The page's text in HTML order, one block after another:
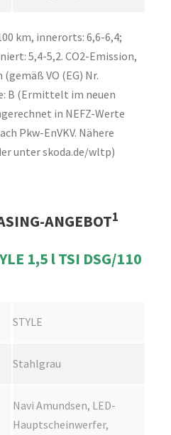
km, innerorts: 6,6-6,4;
5,4-5,2. CO2-Emission,
VO (EG) Nr.
B (Ermittelt im neuen
in NEFZ-Werte
Pkw-EnVKV. Nähere
unter skoda.de/wltp)
ANGEBOT1
1,5 l TSI DSG/110
STYLE
Stahlgrau
Navi Amundsen, LED-
Hauptscheinwerfer,